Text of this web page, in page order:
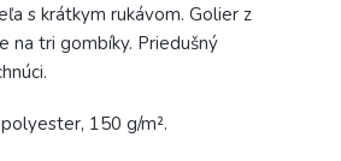
s krátkym rukávom. Golier z
na tri gombíky. Priedušný
150 g/m².